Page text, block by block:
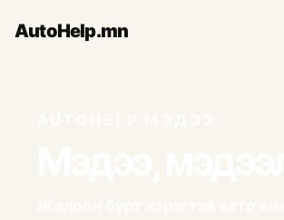
AutoHelp.mn